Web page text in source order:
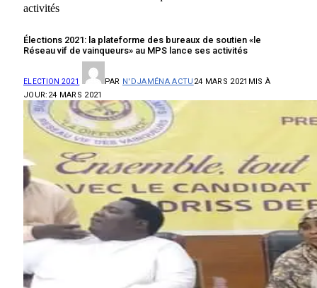
activités
Élections 2021: la plateforme des bureaux de soutien «le
Réseau vif de vainqueurs» au MPS lance ses activités
ELECTION 2021 PAR N'DJAMÉNA ACTU 24 MARS 2021 MIS À
JOUR: 24 MARS 2021